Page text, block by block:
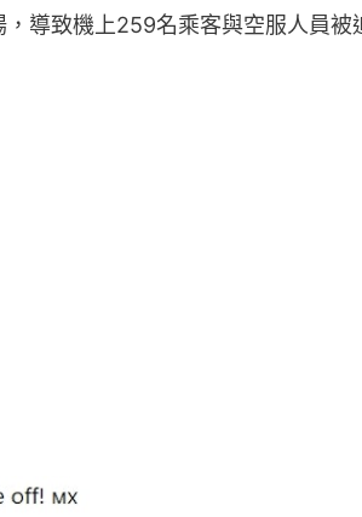
導致機上259名乘客與空服人員被